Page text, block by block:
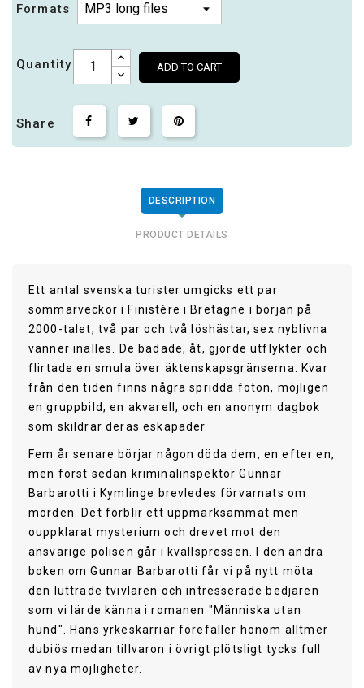
Formats
Quantity ADD TO CART
Share
DESCRIPTION
PRODUCT DETAILS
Ett antal svenska turister umgicks ett par
sommarveckor i Finistère i Bretagne i början på
2000-talet, två par och två löshästar, sex nyblivna
vänner inalles. De badade, åt, gjorde utflykter och
flirtade en smula över äktenskapsgränserna. Kvar
från den tiden finns några spridda foton, möjligen
en gruppbild, en akvarell, och en anonym dagbok
som skildrar deras eskapader.
Fem år senare börjar någon döda dem, en efter en,
men först sedan kriminalinspektör Gunnar
Barbarotti i Kymlinge brevledes förvarnats om
morden. Det förblir ett uppmärksammat men
ouppklarat mysterium och drevet mot den
ansvarige polisen går i kvällspressen. I den andra
boken om Gunnar Barbarotti får vi på nytt möta
den luttrade tvivlaren och intresserade bedjaren
som vi lärde känna i romanen "Människa utan
hund". Hans yrkeskarriär förefaller honom alltmer
dubiös medan tillvaron i övrigt plötsligt tycks full
av nya möjligheter.